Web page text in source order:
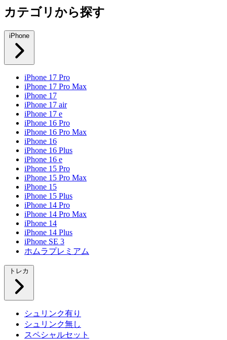
カテゴリから探す
iPhone
iPhone 17 Pro
iPhone 17 Pro Max
iPhone 17
iPhone 17 air
iPhone 17 e
iPhone 16 Pro
iPhone 16 Pro Max
iPhone 16
iPhone 16 Plus
iPhone 16 e
iPhone 15 Pro
iPhone 15 Pro Max
iPhone 15
iPhone 15 Plus
iPhone 14 Pro
iPhone 14 Pro Max
iPhone 14
iPhone 14 Plus
iPhone SE 3
ホムラプレミアム
トレカ
シュリンク有り
シュリンク無し
スペシャルセット